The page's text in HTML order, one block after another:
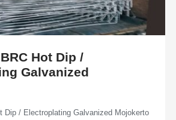
Hot Dip /
Galvanized
Dip / Electroplating Galvanized Mojokerto